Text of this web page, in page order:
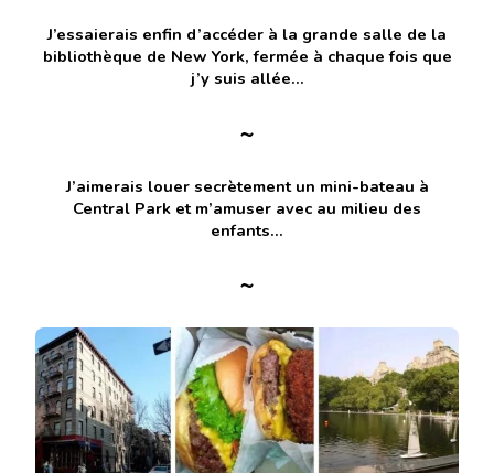
J’essaierais enfin d’accéder à la grande salle de la
bibliothèque de New York, fermée à chaque fois que
j’y suis allée…
~
J’aimerais louer secrètement un mini-bateau à
Central Park et m’amuser avec au milieu des
enfants…
~